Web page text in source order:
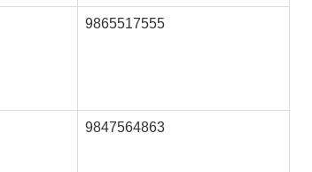
9865517555
9847564863